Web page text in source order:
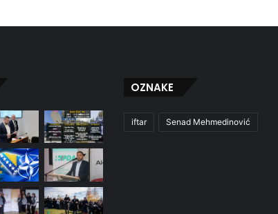
OZNAKE
iftar Senad Mehmedinović